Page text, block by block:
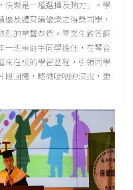
快樂是一種選擇及動力」。學
及體育績優獎之得獎同學，
烈的掌聲恭賀。畢業生致答詞
一班卓庭宇同學擔任，在琴音
來在校的學習歷程，引領同學
段回憶，略微哽咽的演說，更